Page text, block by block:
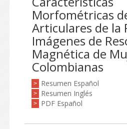
Morfométricas
Articulares de la
Imágenes de
Magnética de
Colombianas
> Resumen Español
> Resumen Inglés
> PDF Español